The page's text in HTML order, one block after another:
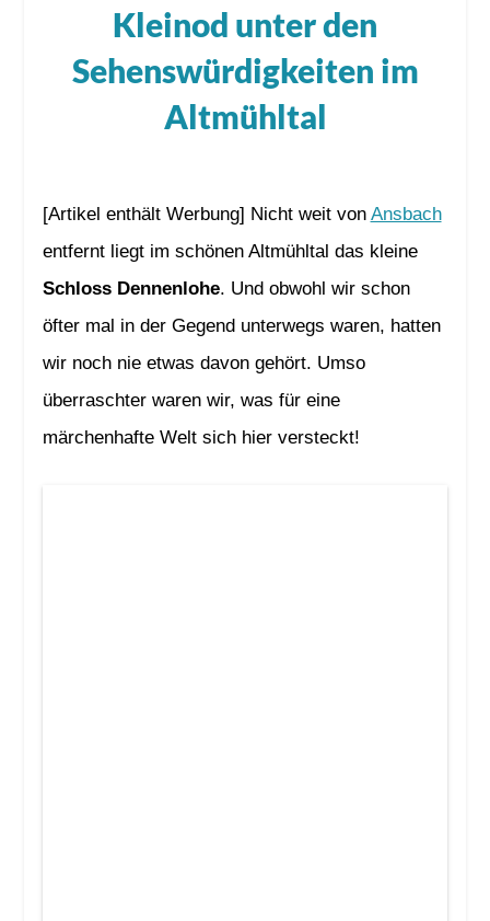
Kleinod unter den
Sehenswürdigkeiten im
Altmühltal
[Artikel enthält Werbung] Nicht weit von Ansbach
entfernt liegt im schönen Altmühltal das kleine
Schloss Dennenlohe. Und obwohl wir schon
öfter mal in der Gegend unterwegs waren, hatten
wir noch nie etwas davon gehört. Umso
überraschter waren wir, was für eine
märchenhafte Welt sich hier versteckt!